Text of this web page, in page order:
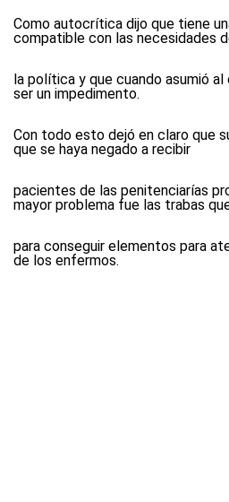
Como autocrítica dijo que tiene
compatible con las necesidades
la política y que cuando asumió al
ser un impedimento.
Con todo esto dejó en claro que
que se haya negado a recibir
pacientes de las penitenciarías
mayor problema fue las trabas
para conseguir elementos para
de los enfermos.